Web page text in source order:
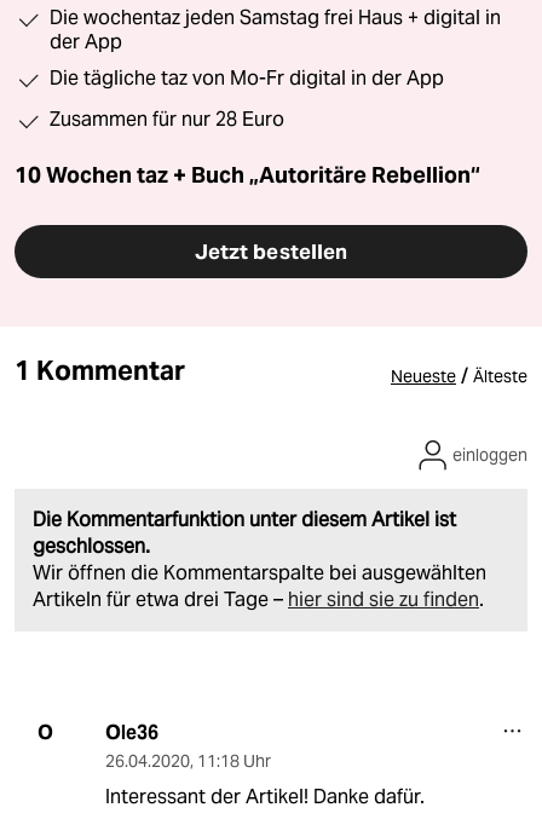
Die wochentaz jeden Samstag frei Haus + digital in
der App
Die tägliche taz von Mo-Fr digital in der App
Zusammen für nur 28 Euro
10 Wochen taz + Buch „Autoritäre Rebellion“
Jetzt bestellen
1 Kommentar Neueste / Älteste
Die Kommentarfunktion unter diesem Artikel ist
geschlossen.
Wir öffnen die Kommentarspalte bei ausgewählten
Artikeln für etwa drei Tage – hier sind sie zu finden.
einloggen
O Ole36
26.04.2020, 11:18 Uhr
Interessant der Artikel! Danke dafür.